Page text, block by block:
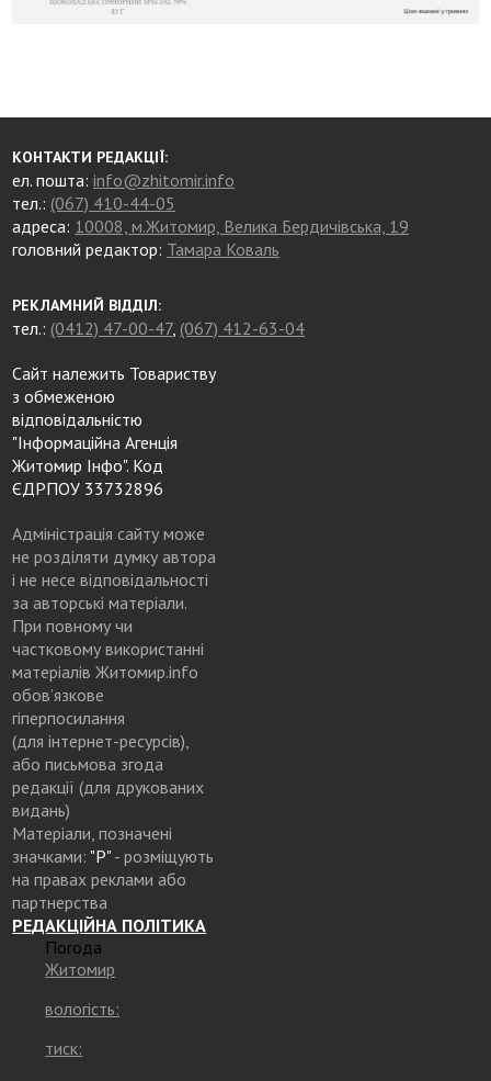
КОНТАКТИ РЕДАКЦІЇ:
ел. пошта:info@zhitomir.info
тел.: (067) 410-44-05
адреса: 10008, м.Житомир, Велика Бердичівська, 19
головний редактор: Тамара Коваль
РЕКЛАМНИЙ ВІДДІЛ:
тел.: (0412) 47-00-47, (067) 412-63-04
Сайт належить Товариству
з обмеженою
відповідальністю
"Інформаційна Агенція
Житомир Інфо". Код
ЄДРПОУ 33732896
Адміністрація сайту може
не розділяти думку автора
і не несе відповідальності
за авторські матеріали.
При повному чи
частковому використанні
матеріалів Житомир.info
обов’язкове
гіперпосилання
(для інтернет-ресурсів),
або письмова згода
редакції (для друкованих
видань)
Матеріали, позначені
значками: "Р"- розміщують
на правах реклами або
партнерства
РЕДАКЦІЙНА ПОЛІТИКА
Погода
Житомир
вологість:
тиск: